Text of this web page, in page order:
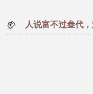
人说富不过叁代